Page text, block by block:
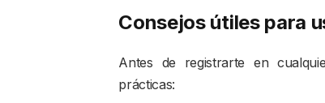
Consejos útiles para
Antes de registrarte en
prácticas: